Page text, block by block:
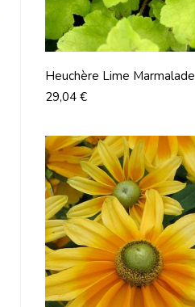
Heuchère Lime Marmalade
Prix
29,04 €